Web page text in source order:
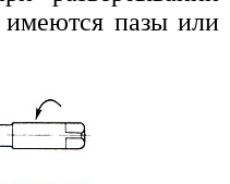
имеются пазы или